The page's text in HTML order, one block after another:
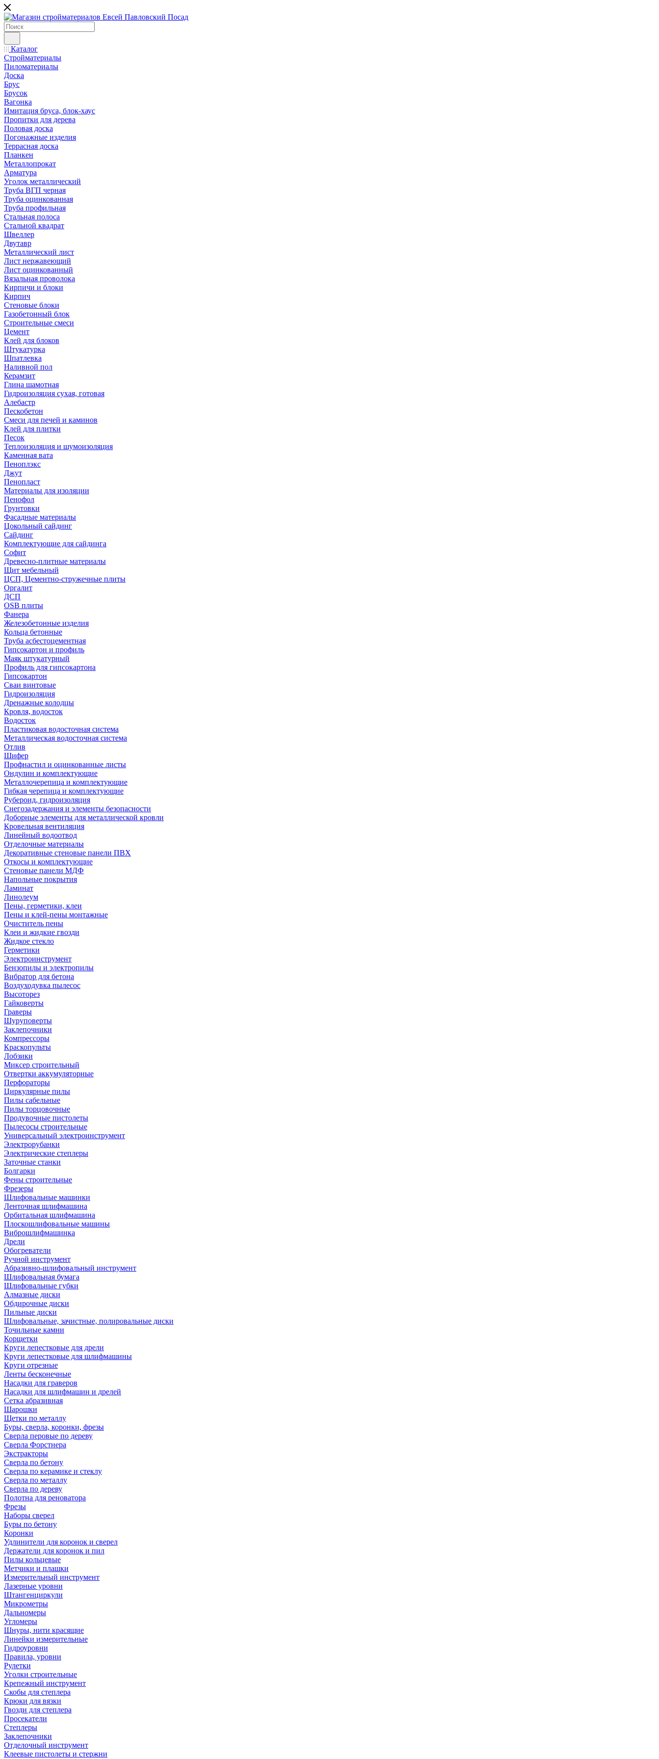
Каталог
Стройматериалы
Пиломатериалы
Доска
Брус
Брусок
Вагонка
Имитация бруса, блок-хаус
Пропитки для дерева
Половая доска
Погонажные изделия
Террасная доска
Планкен
Металлопрокат
Арматура
Уголок металлический
Труба ВГП черная
Труба оцинкованная
Труба профильная
Стальная полоса
Стальной квадрат
Швеллер
Двутавр
Металлический лист
Лист нержавеющий
Лист оцинкованный
Вязальная проволока
Кирпичи и блоки
Кирпич
Стеновые блоки
Газобетонный блок
Строительные смеси
Цемент
Клей для блоков
Штукатурка
Шпатлевка
Наливной пол
Керамзит
Глина шамотная
Гидроизоляция сухая, готовая
Алебастр
Пескобетон
Смеси для печей и каминов
Клей для плитки
Песок
Теплоизоляция и шумоизоляция
Каменная вата
Пеноплэкс
Джут
Пенопласт
Материалы для изоляции
Пенофол
Грунтовки
Фасадные материалы
Цокольный сайдинг
Сайдинг
Комплектующие для сайдинга
Софит
Древесно-плитные материалы
Щит мебельный
ЦСП, Цементно-стружечные плиты
Оргалит
ДСП
OSB плиты
Фанера
Железобетонные изделия
Кольца бетонные
Труба асбестоцементная
Гипсокартон и профиль
Маяк штукатурный
Профиль для гипсокартона
Гипсокартон
Сваи винтовые
Гидроизоляция
Дренажные колодцы
Кровля, водосток
Водосток
Пластиковая водосточная система
Металлическая водосточная система
Отлив
Шифер
Профнастил и оцинкованные листы
Ондулин и комплектующие
Металлочерепица и комплектующие
Гибкая черепица и комплектующие
Рубероид, гидроизоляция
Снегозадержания и элементы безопасности
Доборные элементы для металлической кровли
Кровельная вентиляция
Линейный водоотвод
Отделочные материалы
Декоративные стеновые панели ПВХ
Откосы и комплектующие
Стеновые панели МДФ
Напольные покрытия
Ламинат
Линолеум
Пены, герметики, клеи
Пены и клей-пены монтажные
Очиститель пены
Клеи и жидкие гвозди
Жидкое стекло
Герметики
Электроинструмент
Бензопилы и электропилы
Вибратор для бетона
Воздуходувка пылесос
Высоторез
Гайковерты
Граверы
Шуруповерты
Заклепочники
Компрессоры
Краскопульты
Лобзики
Миксер строительный
Отвертки аккумуляторные
Перфораторы
Циркулярные пилы
Пилы сабельные
Пилы торцовочные
Продувочные пистолеты
Пылесосы строительные
Универсальный электроинструмент
Электрорубанки
Электрические степлеры
Заточные станки
Болгарки
Фены строительные
Фрезеры
Шлифовальные машинки
Ленточная шлифмашина
Орбитальная шлифмашина
Плоскошлифовальные машины
Виброшлифмашинка
Дрели
Обогреватели
Ручной инструмент
Абразивно-шлифовальный инструмент
Шлифовальная бумага
Шлифовальные губки
Алмазные диски
Обдирочные диски
Пильные диски
Шлифовальные, зачистные, полировальные диски
Точильные камни
Корщетки
Круги лепестковые для дрели
Круги лепестковые для шлифмашины
Круги отрезные
Ленты бесконечные
Насадки для граверов
Насадки для шлифмашин и дрелей
Сетка абразивная
Шарошки
Щетки по металлу
Буры, сверла, коронки, фрезы
Сверла перовые по дереву
Сверла Форстнера
Экстракторы
Сверла по бетону
Сверла по керамике и стеклу
Сверла по металлу
Сверла по дереву
Полотна для реноватора
Фрезы
Наборы сверел
Буры по бетону
Коронки
Удлинители для коронок и сверел
Держатели для коронок и пил
Пилы кольцевые
Метчики и плашки
Измерительный инструмент
Лазерные уровни
Штангенциркули
Микрометры
Дальномеры
Угломеры
Шнуры, нити красящие
Линейки измерительные
Гидроуровни
Правила, уровни
Рулетки
Уголки строительные
Крепежный инструмент
Скобы для степлера
Крюки для вязки
Гвозди для степлера
Просекатели
Степлеры
Заклепочники
Отделочный инструмент
Клеевые пистолеты и стержни